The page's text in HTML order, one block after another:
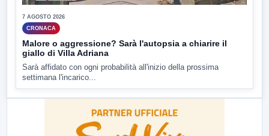
7 AGOSTO 2026
CRONACA
Malore o aggressione? Sarà l'autopsia a chiarire il
giallo di Villa Adriana
Sarà affidato con ogni probabilità all'inizio della prossima
settimana l'incarico...